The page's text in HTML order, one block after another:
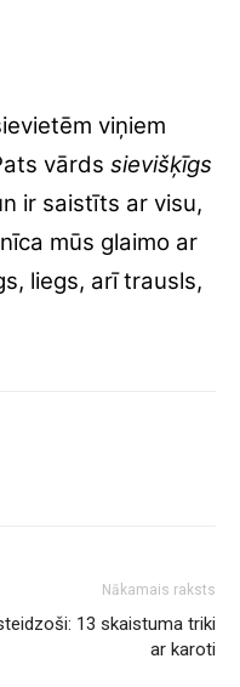
viņiem
vārds sievišķīgs
ir saistīts ar visu,
mūs glaimo ar
liegs, arī trausls,
Nākamais raksts
13 skaistuma triki
ar karoti